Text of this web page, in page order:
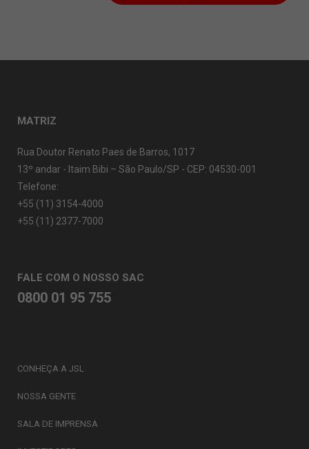
MATRIZ
Rua Doutor Renato Paes de Barros, 1017
13º andar - Itaim Bibi – São Paulo/SP - CEP: 04530-001
Telefone:
+55 (11) 3154-4000
+55 (11) 2377-7000
FALE COM O NOSSO SAC
0800 01 95 755
CONHEÇA A JSL
NOSSA GENTE
SALA DE IMPRENSA